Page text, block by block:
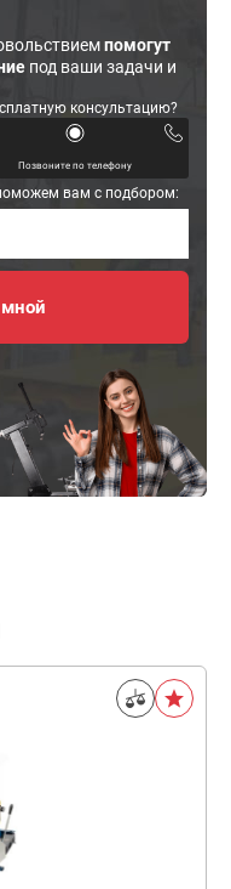
помогут
под ваши задачи и
консультацию?
Позвоните по телефону
вам с подбором: